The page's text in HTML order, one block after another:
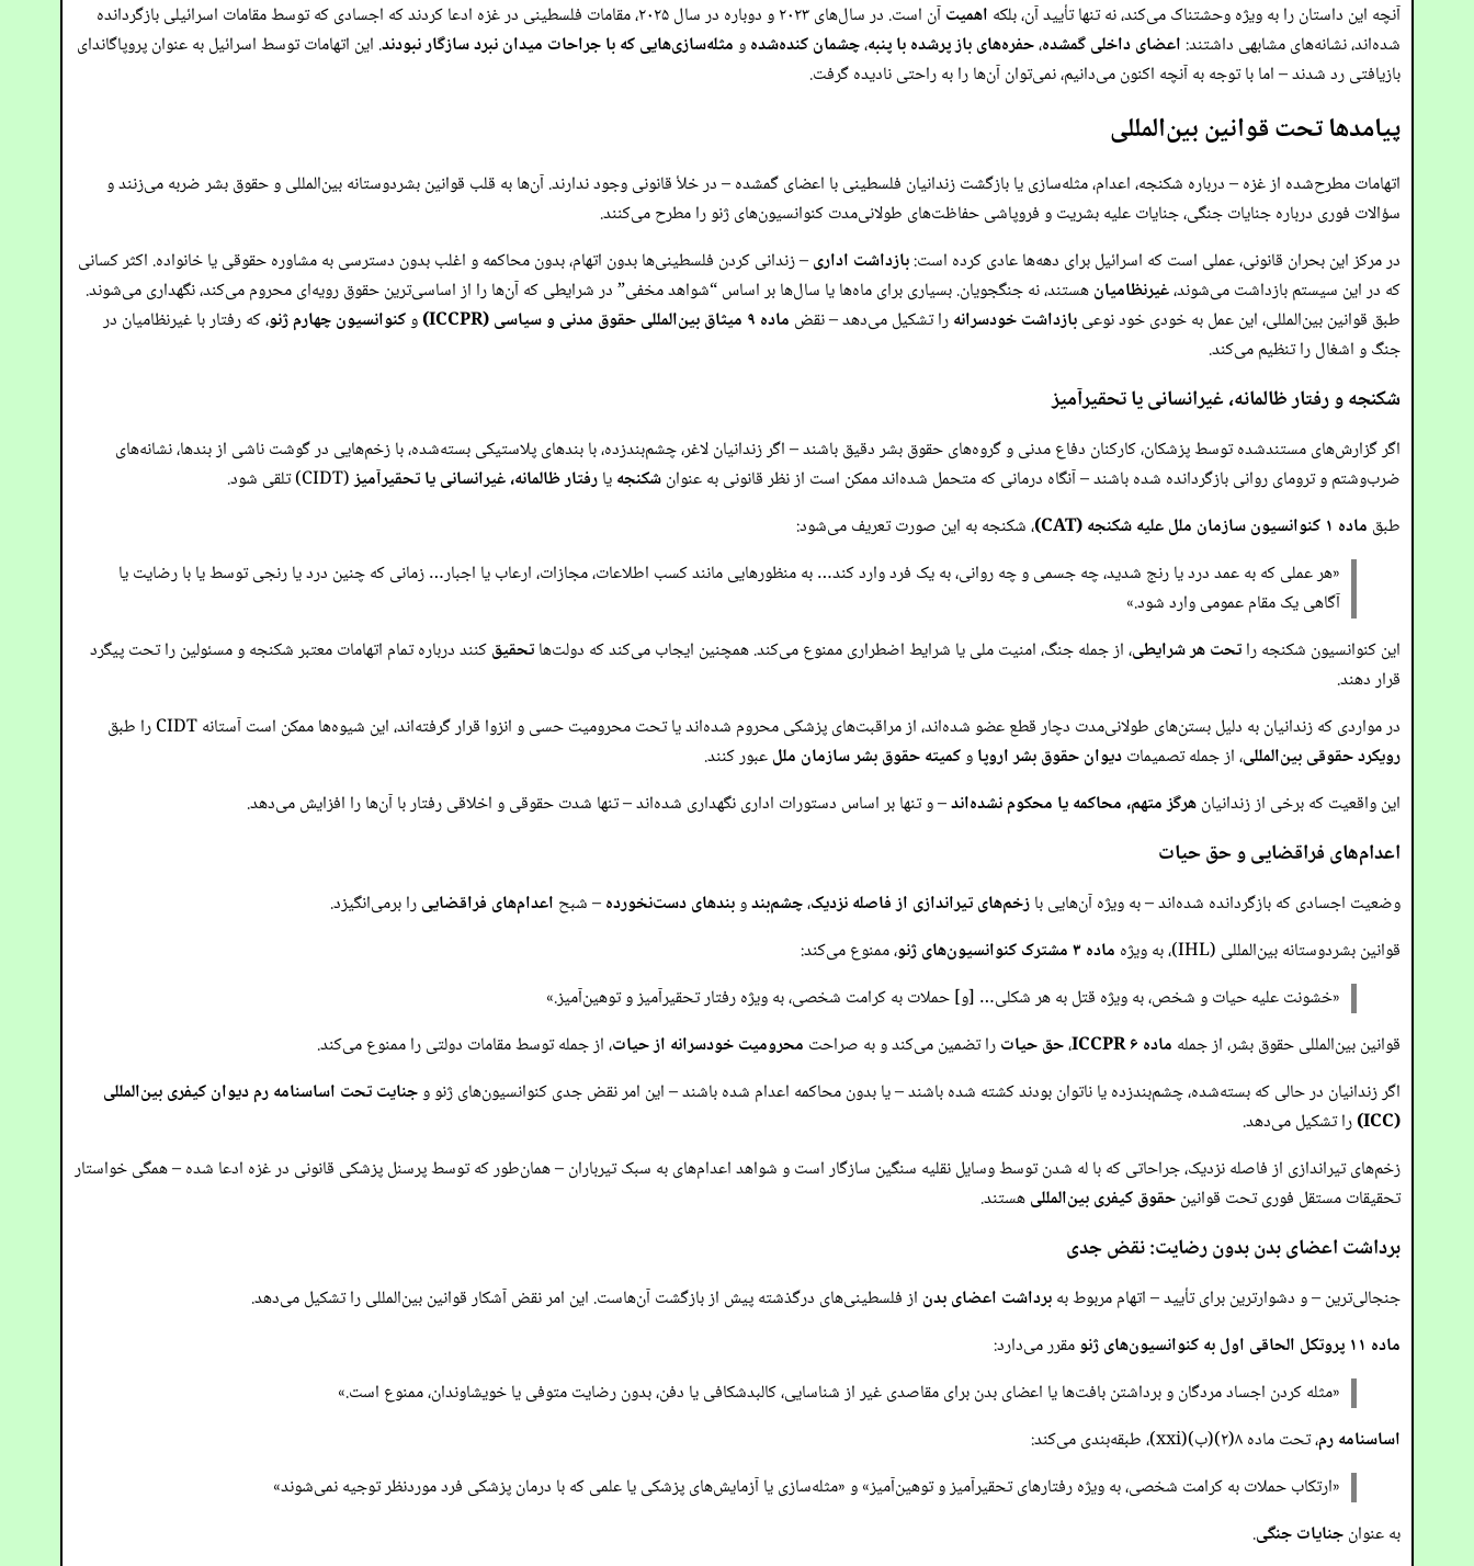
آنچه این داستان را به ویژه وحشتناک می‌کند، نه تنها تأیید آن، بلکه اهمیت
آن است. در سال‌های ۲۰۲۳ و دوباره در سال ۲۰۲۵، مقامات فلسطینی در غزه ادعا کردند که اجسادی که توسط مقامات اسرائیلی بازگردانده
شده‌اند، نشانه‌های مشابهی داشتند: اعضای داخلی گمشده،حفره‌های باز پرشده با پنبه،چشمان کنده‌شدهومثله‌سازی‌هایی که با جراحات میدان نبرد سازگار نبودند. این اتهامات توسط اسرائیل به عنوان پروپاگاندای
بازیافتی رد شدند – اما با توجه به آنچه اکنون می‌دانیم، نمی‌توان آن‌ها را به راحتی نادیده گرفت.
پیامدها تحت قوانین بین‌المللی
اتهامات مطرح‌شده از غزه – درباره شکنجه، اعدام، مثله‌سازی یا بازگشت زندانیان فلسطینی با اعضای گمشده – در خلأ قانونی وجود ندارند. آن‌ها به قلب قوانین بشردوستانه بین‌المللی و حقوق بشر ضربه می‌زنند و
سؤالات فوری درباره جنایات جنگی، جنایات علیه بشریت و فروپاشی حفاظت‌های طولانی‌مدت کنوانسیون‌های ژنو را مطرح می‌کنند.
در مرکز این بحران قانونی، عملی است که اسرائیل برای دهه‌ها عادی کرده است:بازداشت اداری– زندانی کردن فلسطینی‌ها بدون اتهام، بدون محاکمه و اغلب بدون دسترسی به مشاوره حقوقی یا خانواده. اکثر کسانی
که در این سیستم بازداشت می‌شوند،غیرنظامیانهستند، نه جنگجویان. بسیاری برای ماه‌ها یا سال‌ها بر اساس “شواهد مخفی” در شرایطی که آن‌ها را از اساسی‌ترین حقوق رویه‌ای محروم می‌کند، نگهداری می‌شوند.
طبق قوانین بین‌المللی، این عمل به خودی خود نوعیبازداشت خودسرانهرا تشکیل می‌دهد – نقض ماده ۹ میثاق بین‌المللی حقوق مدنی و سیاسی (ICCPR) وکنوانسیون چهارم ژنو، که رفتار با غیرنظامیان در
جنگ و اشغال را تنظیم می‌کند.
شکنجه و رفتار ظالمانه، غیرانسانی یا تحقیرآمیز
اگر گزارش‌های مستندشده توسط پزشکان، کارکنان دفاع مدنی و گروه‌های حقوق بشر دقیق باشند – اگر زندانیان لاغر، چشم‌بندزده، با بندهای پلاستیکی بسته‌شده، با زخم‌هایی در گوشت ناشی از بندها، نشانه‌های
ضرب‌وشتم و ترومای روانی بازگردانده شده باشند – آنگاه درمانی که متحمل شده‌اند ممکن است از نظر قانونی به عنوانشکنجهیارفتار ظالمانه، غیرانسانی یا تحقیرآمیز(CIDT) تلقی شود.
طبق ماده ۱ کنوانسیون سازمان ملل علیه شکنجه (CAT)
، شکنجه به این صورت تعریف می‌شود:
«هر عملی که به عمد درد یا رنج شدید، چه جسمی و چه روانی، به یک فرد وارد کند… به منظورهایی مانند کسب اطلاعات، مجازات، ارعاب یا اجبار… زمانی که چنین درد یا رنجی توسط یا با رضایت یا
آگاهی یک مقام عمومی وارد شود.»
این کنوانسیون شکنجه راتحت هر شرایطی، از جمله جنگ، امنیت ملی یا شرایط اضطراری ممنوع می‌کند. همچنین ایجاب می‌کند که دولت‌هاتحقیقکنند درباره تمام اتهامات معتبر شکنجه و مسئولین را تحت پیگرد
قرار دهند.
در مواردی که زندانیان به دلیل بستن‌های طولانی‌مدت دچار قطع عضو شده‌اند، از مراقبت‌های پزشکی محروم شده‌اند یا تحت محرومیت حسی و انزوا قرار گرفته‌اند، این شیوه‌ها ممکن است آستانه CIDT را طبق
رویکرد حقوقی بین‌المللی، از جمله تصمیماتدیوان حقوق بشر اروپاوکمیته حقوق بشر سازمان مللعبور کنند.
این واقعیت که برخی از زندانیانهرگز متهم، محاکمه یا محکوم نشده‌اند– و تنها بر اساس دستورات اداری نگهداری شده‌اند – تنها شدت حقوقی و اخلاقی رفتار با آن‌ها را افزایش می‌دهد.
اعدام‌های فراقضایی و حق حیات
وضعیت اجسادی که بازگردانده شده‌اند – به ویژه آن‌هایی بازخم‌های تیراندازی از فاصله نزدیک،چشم‌بندوبندهای دست‌نخورده– شبح اعدام‌های فراقضاییرا برمی‌انگیزد.
قوانین بشردوستانه بین‌المللی (IHL)، به ویژه
ماده ۳ مشترک کنوانسیون‌های ژنو
، ممنوع می‌کند:
«خشونت علیه حیات و شخص، به ویژه قتل به هر شکلی… [و] حملات به کرامت شخصی، به ویژه رفتار تحقیرآمیز و توهین‌آمیز.»
قوانین بین‌المللی حقوق بشر، از جمله ماده ۶ ICCPR ،حق حیاترا تضمین می‌کند و به صراحت محرومیت خودسرانه از حیات، از جمله توسط مقامات دولتی را ممنوع می‌کند.
اگر زندانیان در حالی که بسته‌شده، چشم‌بندزده یا ناتوان بودند کشته شده باشند – یا بدون محاکمه اعدام شده باشند – این امر نقض جدی کنوانسیون‌های ژنو وجنایت تحت اساسنامه رم دیوان کیفری بین‌المللی
(ICC)
را تشکیل می‌دهد.
زخم‌های تیراندازی از فاصله نزدیک، جراحاتی که با له شدن توسط وسایل نقلیه سنگین سازگار است و شواهد اعدام‌های به سبک تیرباران – همان‌طور که توسط پرسنل پزشکی قانونی در غزه ادعا شده – همگی خواستار
تحقیقات مستقل فوری تحت قوانینحقوق کیفری بین‌المللیهستند.
برداشت اعضای بدن بدون رضایت: نقض جدی
جنجالی‌ترین – و دشوارترین برای تأیید – اتهام مربوط بهبرداشت اعضای بدن از فلسطینی‌های درگذشته پیش از بازگشت آن‌هاست. این امر نقض آشکار قوانین بین‌المللی را تشکیل می‌دهد.
ماده ۱۱ پروتکل الحاقی اول به کنوانسیون‌های ژنو
مقرر می‌دارد:
«مثله کردن اجساد مردگان و برداشتن بافت‌ها یا اعضای بدن برای مقاصدی غیر از شناسایی، کالبدشکافی یا دفن، بدون رضایت متوفی یا خویشاوندان، ممنوع است.»
اساسنامه رم، تحت ماده ۸(۲)(ب)(xxi)، طبقه‌بندی می‌کند:
«ارتکاب حملات به کرامت شخصی، به ویژه رفتارهای تحقیرآمیز و توهین‌آمیز» و «مثله‌سازی یا آزمایش‌های پزشکی یا علمی که با درمان پزشکی فرد موردنظر توجیه نمی‌شوند»
به عنوانجنایات جنگی.